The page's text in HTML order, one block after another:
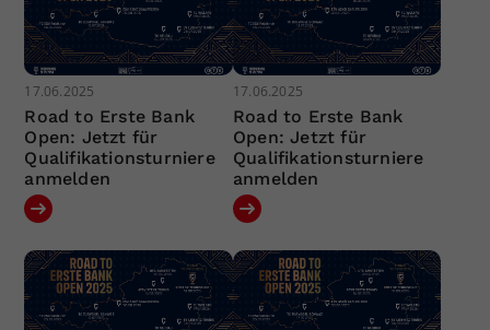
17.06.2025
Road to Erste Bank
Open: Jetzt für
Qualifikationsturniere
anmelden
17.06.2025
Road to Erste Bank
Open: Jetzt für
Qualifikationsturniere
anmelden